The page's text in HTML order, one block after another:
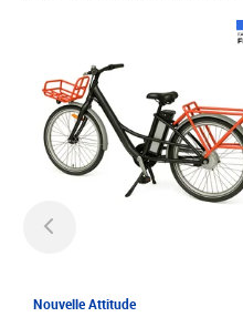
Nouvelle Attitude